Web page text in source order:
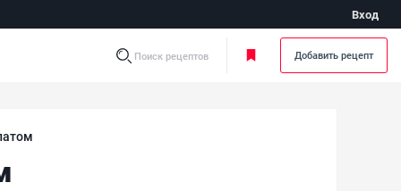
Вход
Поиск рецептов Добавить рецепт